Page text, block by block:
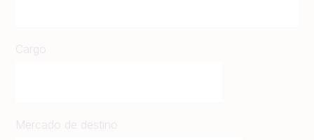
Cargo
Mercado de destino